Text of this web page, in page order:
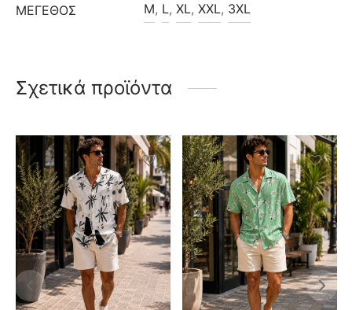
ΜΈΓΕΘΟΣ M, L, XL, XXL, 3XL
Σχετικά προϊόντα